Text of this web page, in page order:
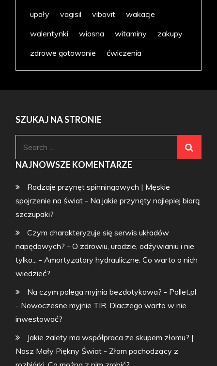
upały vagisil vibovit
wakacje
walentynki
wiosna witaminy
zakupy
zdrowe gotowanie
ćwiczenia
SZUKAJ NA STRONIE
NAJNOWSZE KOMENTARZE
Rodzaje przynęt spinningowych | Męskie
spojrzenie na świat - Na jakie przynęty najlepiej biorą
szczupaki?
Czym charakteryzuje się serwis układów
napędowych? - O zdrowiu, urodzie, odżywianiu i nie
tylko... -Amortyzatory hydrauliczne. Co warto o nich
wiedzieć?
Na czym polega myjnia bezdotykowa? - Pollet.pl
- Nowoczesne myjnie TIR. Dlaczego warto w nie
inwestować?
Jakie zalety ma współpraca ze skupem złomu? |
Nasz Mały Piękny Świat - Złom pochodzący z